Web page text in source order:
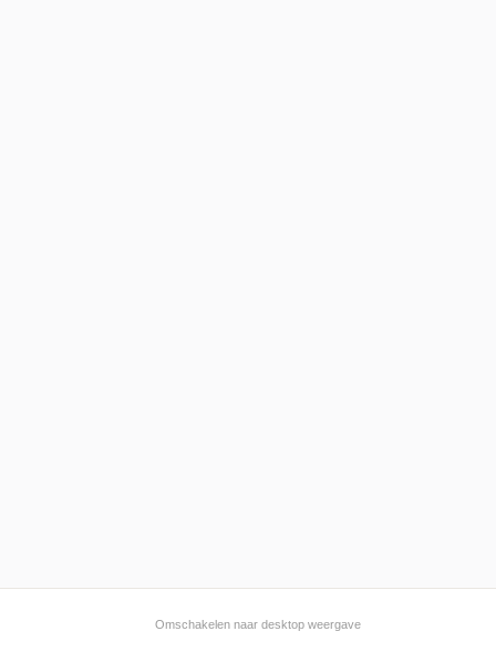
Omschakelen naar desktop weergave